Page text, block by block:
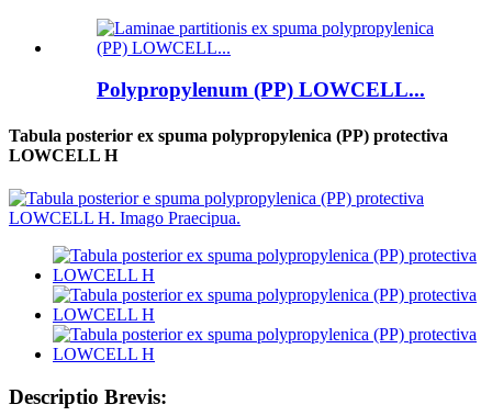
Polypropylenum (PP) LOWCELL...
Tabula posterior ex spuma polypropylenica (PP) protectiva
LOWCELL H
Descriptio Brevis: